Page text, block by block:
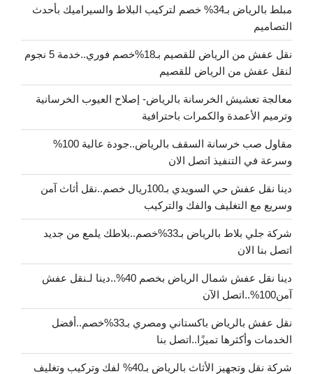
مبلط بالرياض بـ34% خصم لتركيب البلاط والسيراميك بأحدث
التصاميم
نقل عفش من الرياض للقصيم بـ18%خصم فوري..خدمة 5 نجوم
لنقل عفش من الرياض للقصيم
معالجة تعشيش الخرسانة بالرياض- إصلاح العيوب الخرسانية
وترميم الأعمدة والكمرات باحترافية
مقاول صب خرسانة السقف بالرياض..جودة عالية 100%
وسرعة في التنفيذ اتصل الان
دينا نقل عفش حي السويدي بـ100ريال خصم..نقل أثاث آمن
وسريع مع التغليف والفك والتركيب
شركة جلي بلاط بالرياض بـ33%خصم..بلاطك يلمع من جديد
اتصل بنا الان
دينا نقل عفش شمال الرياض بخصم 40%..دينا لـنقل عفش
آمن100%..اتصل الآن
نقل عفش بالرياض باكستاني ومصري بـ33%خصم..أفضل
الخدمات وأكثرها تميزًا..اتصل بنا
شركة نقل وتجهيز الأثاث بالرياض بـ40% لفك وتركيب وتغليف